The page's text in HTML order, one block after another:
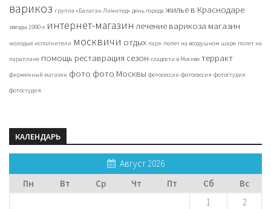
варикоз группа «Балаган Лимитед» день города жилье в Краснодаре
звезды 1990-х интернет-магазин лечение варикоза магазин
молодые исполнители москвичи отдых парк полет на воздушном шаре полет на
параплане помощь реставрация сезон сладости в Москве терракт
фирменный магазин фото фото Москвы фотосессии фотосессия фотостудии
фотостудия
КАЛЕНДАРЬ
Август 2026
Пн
Вт Ср Чт Пт Сб Вс
1
2